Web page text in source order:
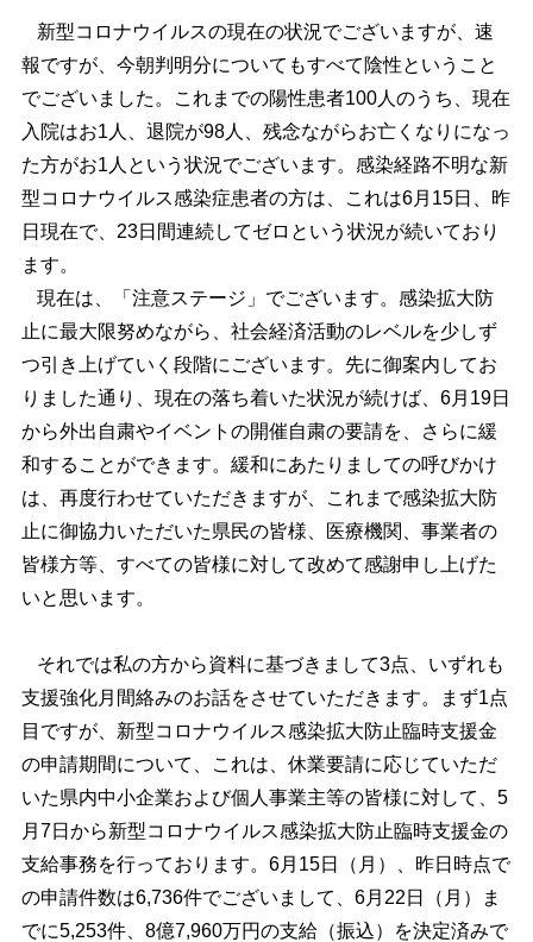
新型コロナウイルスの現在の状況でございますが、速
報ですが、今朝判明分についてもすべて陰性ということ
でございました。これまでの陽性患者100人のうち、現在
入院はお1人、退院が98人、残念ながらお亡くなりになっ
た方がお1人という状況でございます。感染経路不明な新
型コロナウイルス感染症患者の方は、これは6月15日、昨
日現在で、23日間連続してゼロという状況が続いており
ます。
現在は、「注意ステージ」でございます。感染拡大防
止に最大限努めながら、社会経済活動のレベルを少しず
つ引き上げていく段階にございます。先に御案内してお
りました通り、現在の落ち着いた状況が続けば、6月19日
から外出自粛やイベントの開催自粛の要請を、さらに緩
和することができます。緩和にあたりましての呼びかけ
は、再度行わせていただきますが、これまで感染拡大防
止に御協力いただいた県民の皆様、医療機関、事業者の
皆様方等、すべての皆様に対して改めて感謝申し上げた
いと思います。
それでは私の方から資料に基づきまして3点、いずれも
支援強化月間絡みのお話をさせていただきます。まず1点
目ですが、新型コロナウイルス感染拡大防止臨時支援金
の申請期間について、これは、休業要請に応じていただ
いた県内中小企業および個人事業主等の皆様に対して、5
月7日から新型コロナウイルス感染拡大防止臨時支援金の
支給事務を行っております。6月15日（月）、昨日時点で
の申請件数は6,736件でございまして、6月22日（月）ま
でに5,253件、8億7,960万円の支給（振込）を決定済みで